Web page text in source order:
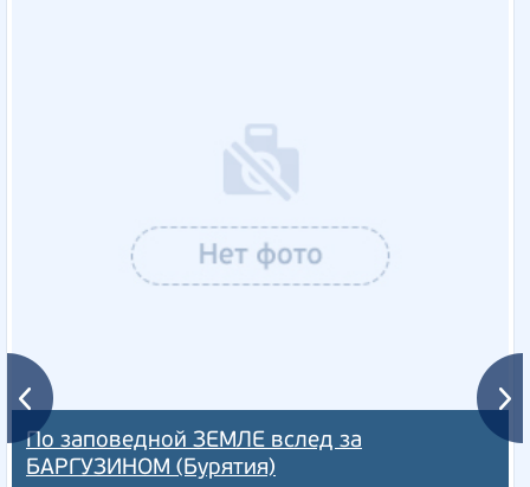
По заповедной ЗЕМЛЕ вслед за
БАРГУЗИНОМ (Бурятия)